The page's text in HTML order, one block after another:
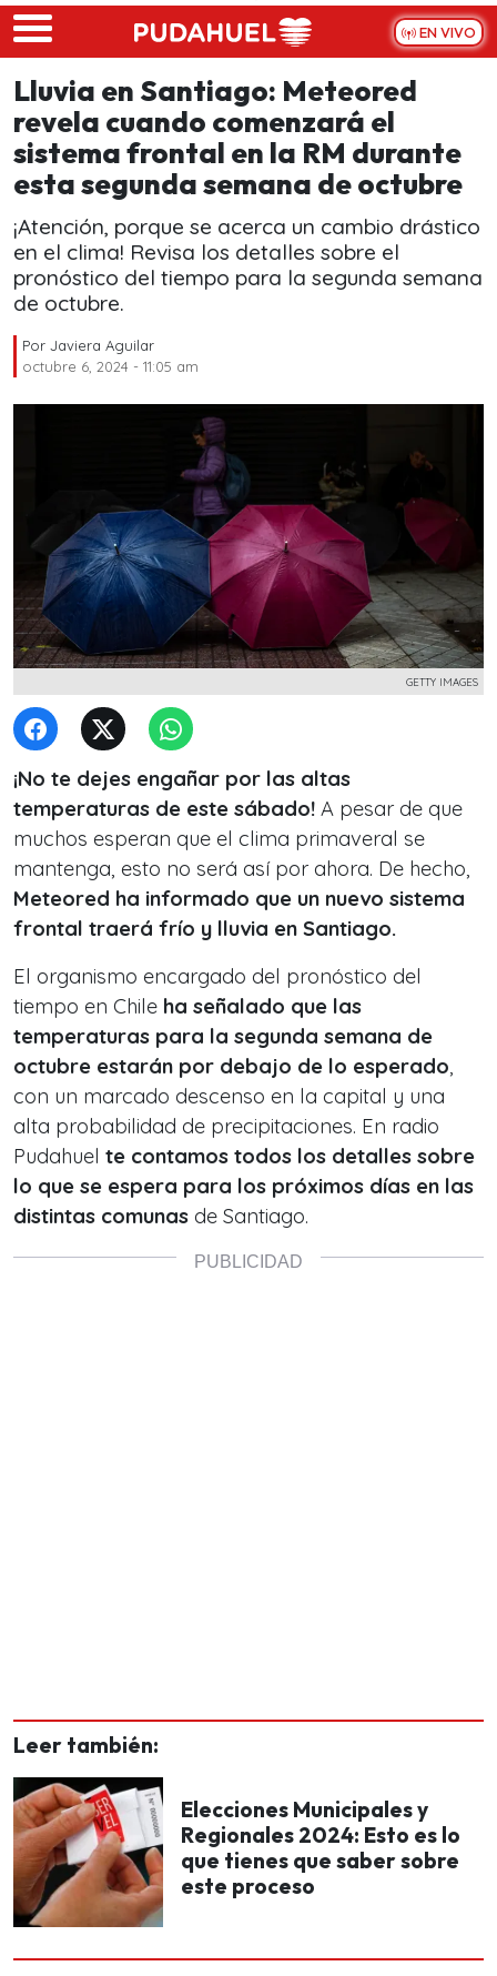
Skip to main content
EN VIVO
Lluvia en Santiago: Meteored
revela cuando comenzará el
sistema frontal en la RM durante
esta segunda semana de octubre
¡Atención, porque se acerca un cambio drástico
en el clima! Revisa los detalles sobre el
pronóstico del tiempo para la segunda semana
de octubre.
Por Javiera Aguilar
octubre 6, 2024 - 11:05 am
GETTY IMAGES
¡No te dejes engañar por las altas
temperaturas de este sábado! A pesar de que
muchos esperan que el clima primaveral se
mantenga, esto no será así por ahora. De hecho,
Meteored ha informado que un nuevo sistema
frontal traerá frío y lluvia en Santiago.
El organismo encargado del pronóstico del
tiempo en Chile ha señalado que las
temperaturas para la segunda semana de
octubre estarán por debajo de lo esperado,
con un marcado descenso en la capital y una
alta probabilidad de precipitaciones. En radio
Pudahuel te contamos todos los detalles sobre
lo que se espera para los próximos días en las
distintas comunas de Santiago.
Leer también:
Elecciones Municipales y
Regionales 2024: Esto es lo
que tienes que saber sobre
este proceso